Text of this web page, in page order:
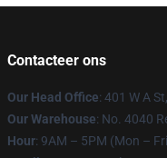
Contacteer ons
Our Head Office: 401 W A
Our Warehouse: No. 4040
Hour: 9AM – 5PM (Mon –